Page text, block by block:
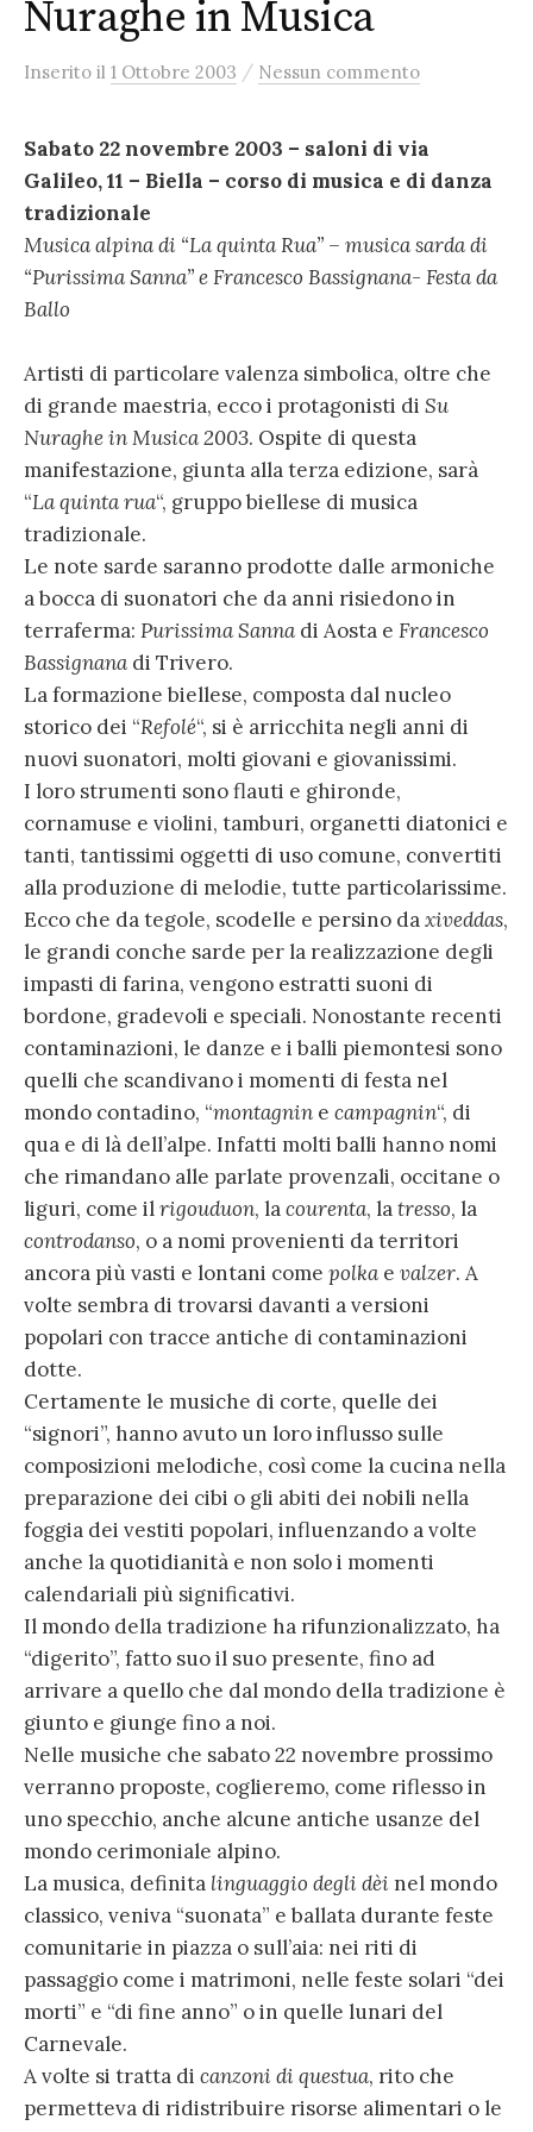
Nuraghe in Musica
Inserito il 1 Ottobre 2003 / Nessun commento
Sabato 22 novembre 2003 – saloni di via
Galileo, 11 – Biella – corso di musica e di danza
tradizionale
Musica alpina di “La quinta Rua” – musica sarda di
“Purissima Sanna” e Francesco Bassignana- Festa da
Ballo
Artisti di particolare valenza simbolica, oltre che
di grande maestria, ecco i protagonisti di Su
Nuraghe in Musica 2003. Ospite di questa
manifestazione, giunta alla terza edizione, sarà
“La quinta rua“, gruppo biellese di musica
tradizionale.
Le note sarde saranno prodotte dalle armoniche
a bocca di suonatori che da anni risiedono in
terraferma: Purissima Sanna di Aosta e Francesco
Bassignana di Trivero.
La formazione biellese, composta dal nucleo
storico dei “Refolé“, si è arricchita negli anni di
nuovi suonatori, molti giovani e giovanissimi.
I loro strumenti sono flauti e ghironde,
cornamuse e violini, tamburi, organetti diatonici e
tanti, tantissimi oggetti di uso comune, convertiti
alla produzione di melodie, tutte particolarissime.
Ecco che da tegole, scodelle e persino daxiveddas,
le grandi conche sarde per la realizzazione degli
impasti di farina, vengono estratti suoni di
bordone, gradevoli e speciali. Nonostante recenti
contaminazioni, le danze e i balli piemontesi sono
quelli che scandivano i momenti di festa nel
mondo contadino, “montagnin e campagnin“, di
qua e di là dell’alpe. Infatti molti balli hanno nomi
che rimandano alle parlate provenzali, occitane o
liguri, come ilrigouduon, lacourenta, latresso, la
controdanso, o a nomi provenienti da territori
ancora più vasti e lontani come polka e valzer. A
volte sembra di trovarsi davanti a versioni
popolari con tracce antiche di contaminazioni
dotte.
Certamente le musiche di corte, quelle dei
“signori”, hanno avuto un loro influsso sulle
composizioni melodiche, così come la cucina nella
preparazione dei cibi o gli abiti dei nobili nella
foggia dei vestiti popolari, influenzando a volte
anche la quotidianità e non solo i momenti
calendariali più significativi.
Il mondo della tradizione ha rifunzionalizzato, ha
“digerito”, fatto suo il suo presente, fino ad
arrivare a quello che dal mondo della tradizione è
giunto e giunge fino a noi.
Nelle musiche che sabato 22 novembre prossimo
verranno proposte, coglieremo, come riflesso in
uno specchio, anche alcune antiche usanze del
mondo cerimoniale alpino.
La musica, definita linguaggio degli dèi nel mondo
classico, veniva “suonata” e ballata durante feste
comunitarie in piazza o sull’aia: nei riti di
passaggio come i matrimoni, nelle feste solari “dei
morti” e “di fine anno” o in quelle lunari del
Carnevale.
A volte si tratta di canzoni di questua, rito che
permetteva di ridistribuire risorse alimentari o le